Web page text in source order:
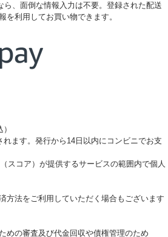
、面倒な情報入力は不要。登録された配送
を利用してお買い物できます。
ます。発行から14日以内にコンビニでお支
スコア）が提供するサービスの範囲内で個人
方法をご利用していただく場合もございます
めの審査及び代金回収や債権管理のため